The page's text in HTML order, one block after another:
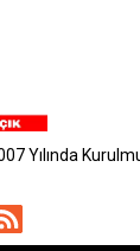
Yılında